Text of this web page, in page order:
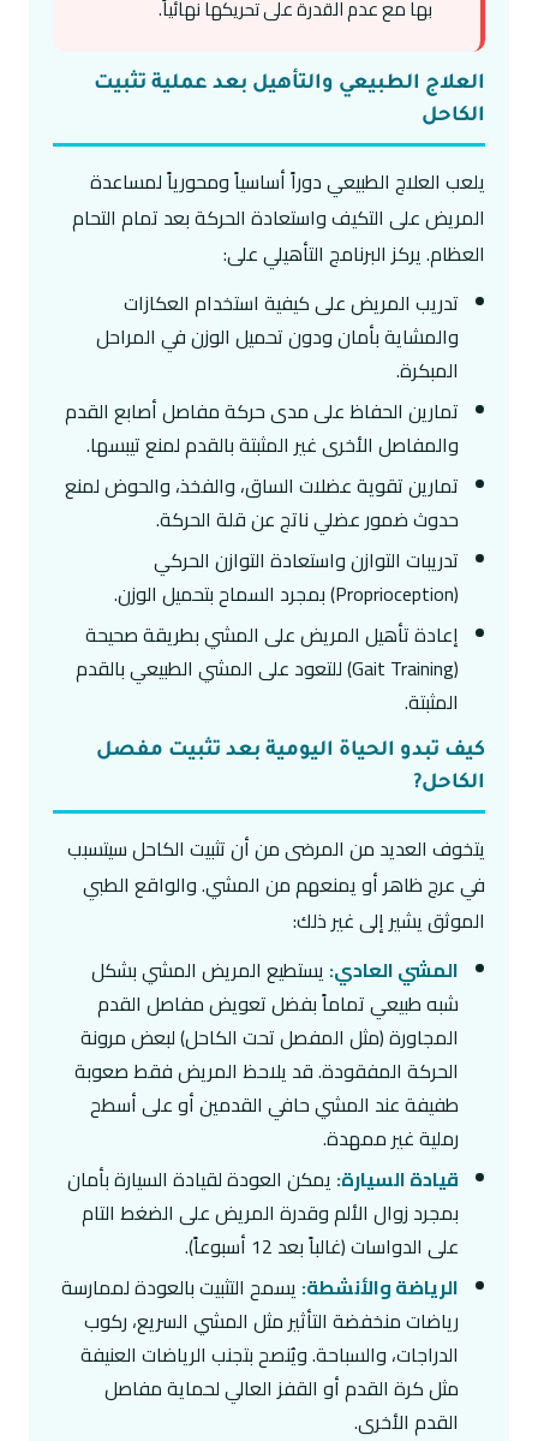
بها مع عدم القدرة على تحريكها نهائياً.
العلاج الطبيعي والتأهيل بعد عملية تثبيت
الكاحل
يلعب العلاج الطبيعي دوراً أساسياً ومحورياً لمساعدة
المريض على التكيف واستعادة الحركة بعد تمام التحام
العظام. يركز البرنامج التأهيلي على:
تدريب المريض على كيفية استخدام العكازات
والمشاية بأمان ودون تحميل الوزن في المراحل
المبكرة.
تمارين الحفاظ على مدى حركة مفاصل أصابع القدم
والمفاصل الأخرى غير المثبتة بالقدم لمنع تيبسها.
تمارين تقوية عضلات الساق، والفخذ، والحوض لمنع
حدوث ضمور عضلي ناتج عن قلة الحركة.
تدريبات التوازن واستعادة التوازن الحركي
(Proprioception) بمجرد السماح بتحميل الوزن.
إعادة تأهيل المريض على المشي بطريقة صحيحة
(Gait Training) للتعود على المشي الطبيعي بالقدم
المثبتة.
كيف تبدو الحياة اليومية بعد تثبيت مفصل
الكاحل?
يتخوف العديد من المرضى من أن تثبيت الكاحل سيتسبب
في عرج ظاهر أو يمنعهم من المشي. والواقع الطبي
الموثق يشير إلى غير ذلك:
المشي العادي: يستطيع المريض المشي بشكل
شبه طبيعي تماماً بفضل تعويض مفاصل القدم
المجاورة (مثل المفصل تحت الكاحل) لبعض مرونة
الحركة المفقودة. قد يلاحظ المريض فقط صعوبة
طفيفة عند المشي حافي القدمين أو على أسطح
رملية غير ممهدة.
قيادة السيارة: يمكن العودة لقيادة السيارة بأمان
بمجرد زوال الألم وقدرة المريض على الضغط التام
على الدواسات (غالباً بعد 12 أسبوعاً).
الرياضة والأنشطة: يسمح التثبيت بالعودة لممارسة
رياضات منخفضة التأثير مثل المشي السريع، ركوب
الدراجات، والسباحة. ويُنصح بتجنب الرياضات العنيفة
مثل كرة القدم أو القفز العالي لحماية مفاصل
القدم الأخرى.